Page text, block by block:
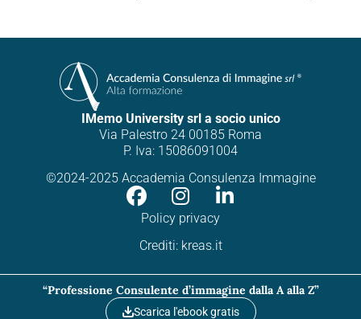
IMemo University srl a socio unico
Via Palestro 24 00185 Roma
P. Iva: 15086091004
©2024-2025 Accademia Consulenza Immagine
Policy privacy
Crediti: kreas.it
“Professione Consulente d’immagine dalla A alla Z”
Scarica l'ebook gratis